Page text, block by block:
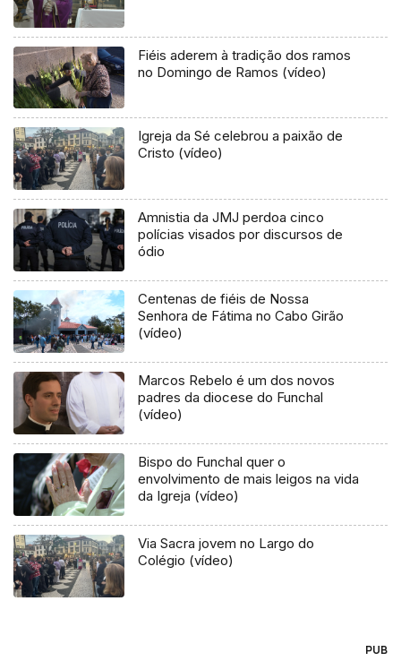
Fiéis aderem à tradição dos ramos
no Domingo de Ramos (vídeo)
Igreja da Sé celebrou a paixão de
Cristo (vídeo)
Amnistia da JMJ perdoa cinco
polícias visados por discursos de
ódio
Centenas de fiéis de Nossa
Senhora de Fátima no Cabo Girão
(vídeo)
Marcos Rebelo é um dos novos
padres da diocese do Funchal
(vídeo)
Bispo do Funchal quer o
envolvimento de mais leigos na vida
da Igreja (vídeo)
Via Sacra jovem no Largo do
Colégio (vídeo)
PUB